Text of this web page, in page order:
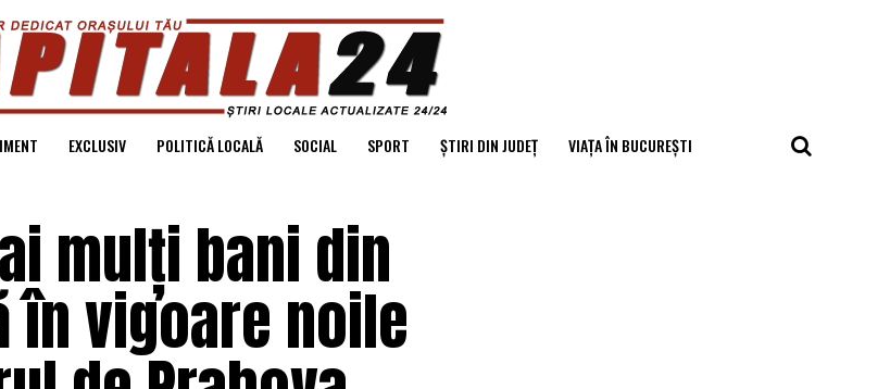
EXCLUSIV POLITICĂ LOCALĂ SOCIAL SPORT ȘTIRI DIN JUDEȚ VIAȚA ÎN BUCUREȘTI
mulți bani din
în vigoare noile